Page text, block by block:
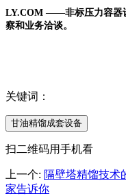
LY.COM ——非标压力容器
察和业务洽谈。
关键词：
甘油精馏成套设备
扫二维码用手机看
上一个: 隔壁塔精馏技术
家告诉你